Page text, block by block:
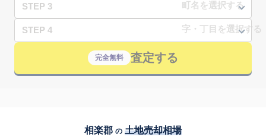
STEP 3
STEP 4
完全無料 査定する
相楽郡 の 土地売却相場